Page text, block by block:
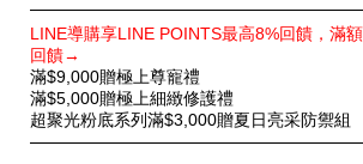
別
優
惠
LINE導購享LINE POINTS最高8%回饋，滿
回饋→
滿$9,000贈極上尊寵禮
滿$5,000贈極上細緻修護禮
超聚光粉底系列滿$3,000贈夏日亮采防禦組